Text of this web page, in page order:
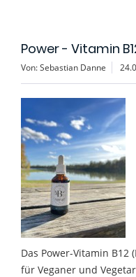
Power - Vitamin
Von: Sebastian Danne
Das Power-Vitamin
für Veganer und